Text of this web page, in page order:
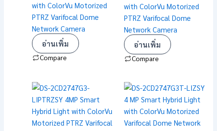
with ColorVu Motorized
PTRZ Varifocal Dome
Network Camera
อ่านเพิ่ม
Compare
with ColorVu Motorized
PTRZ Varifocal Dome
Network Camera
อ่านเพิ่ม
Compare